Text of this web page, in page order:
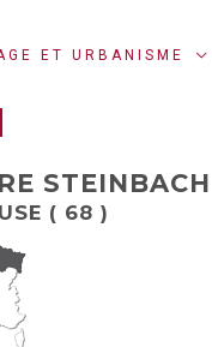
ET URBANISME
STEINBACH
( 68 )